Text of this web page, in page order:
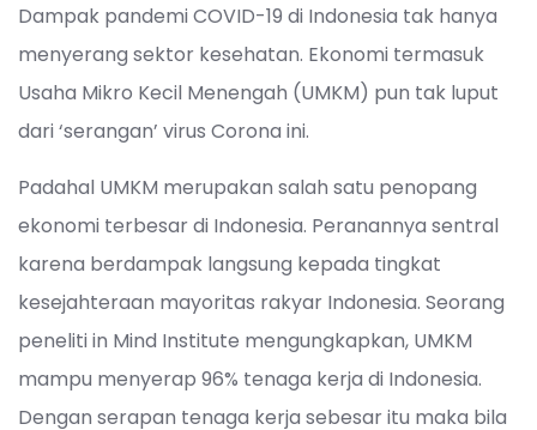
Dampak pandemi COVID-19 di Indonesia tak hanya
menyerang sektor kesehatan. Ekonomi termasuk
Usaha Mikro Kecil Menengah (UMKM) pun tak luput
dari ‘serangan’ virus Corona ini.
Padahal UMKM merupakan salah satu penopang
ekonomi terbesar di Indonesia. Peranannya sentral
karena berdampak langsung kepada tingkat
kesejahteraan mayoritas rakyar Indonesia. Seorang
peneliti in Mind Institute mengungkapkan, UMKM
mampu menyerap 96% tenaga kerja di Indonesia.
Dengan serapan tenaga kerja sebesar itu maka bila